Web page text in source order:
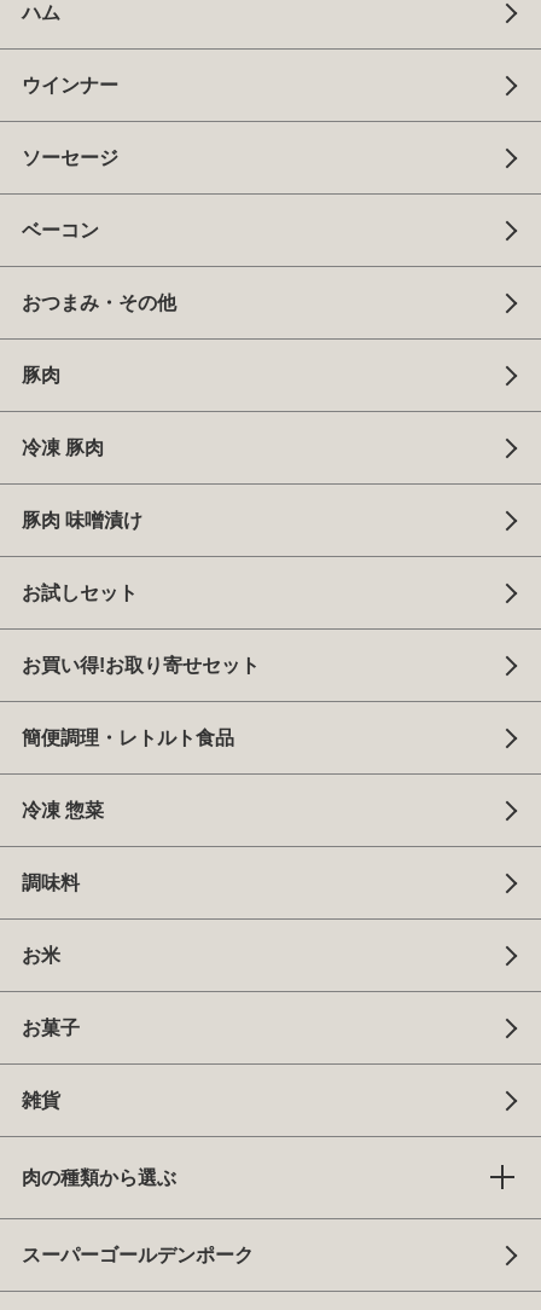
ハム
ウインナー
ソーセージ
ベーコン
おつまみ・その他
豚肉
冷凍 豚肉
豚肉 味噌漬け
お試しセット
お買い得!お取り寄せセット
簡便調理・レトルト食品
冷凍 惣菜
調味料
お米
お菓子
雑貨
肉の種類から選ぶ
スーパーゴールデンポーク